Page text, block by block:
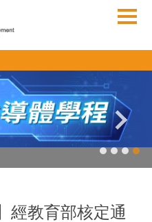
經教育部核定通